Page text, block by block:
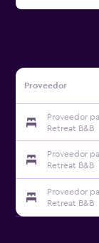
Proveedor
Proveedor
Retreat B&B
Proveedor
Retreat B&B
Proveedor
Retreat B&B